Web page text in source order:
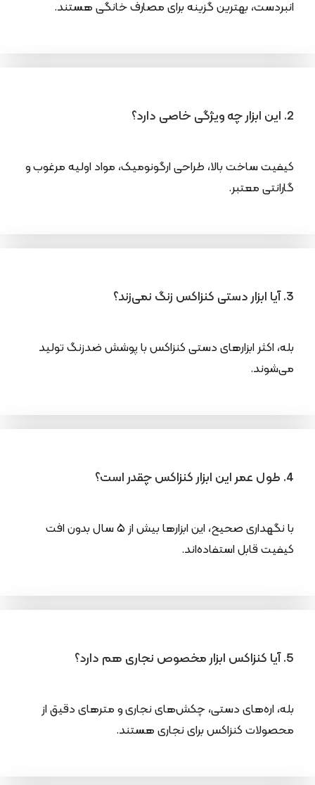
انبردست، بهترین گزینه برای مصارف خانگی هستند.
2. این ابزار چه ویژگی خاصی دارد؟
کیفیت ساخت بالا، طراحی ارگونومیک، مواد اولیه مرغوب و
گارانتی معتبر.
3. آیا ابزار دستی کنزاکس زنگ نمی‌زند؟
بله، اکثر ابزارهای دستی کنزاکس با پوشش ضدزنگ تولید
می‌شوند.
4. طول عمر این ابزار کنزاکس چقدر است؟
با نگهداری صحیح، این ابزارها بیش از ۵ سال بدون افت
کیفیت قابل استفاده‌اند.
5. آیا کنزاکس ابزار مخصوص نجاری هم دارد؟
بله، اره‌های دستی، چکش‌های نجاری و مترهای دقیق از
محصولات کنزاکس برای نجاری هستند.